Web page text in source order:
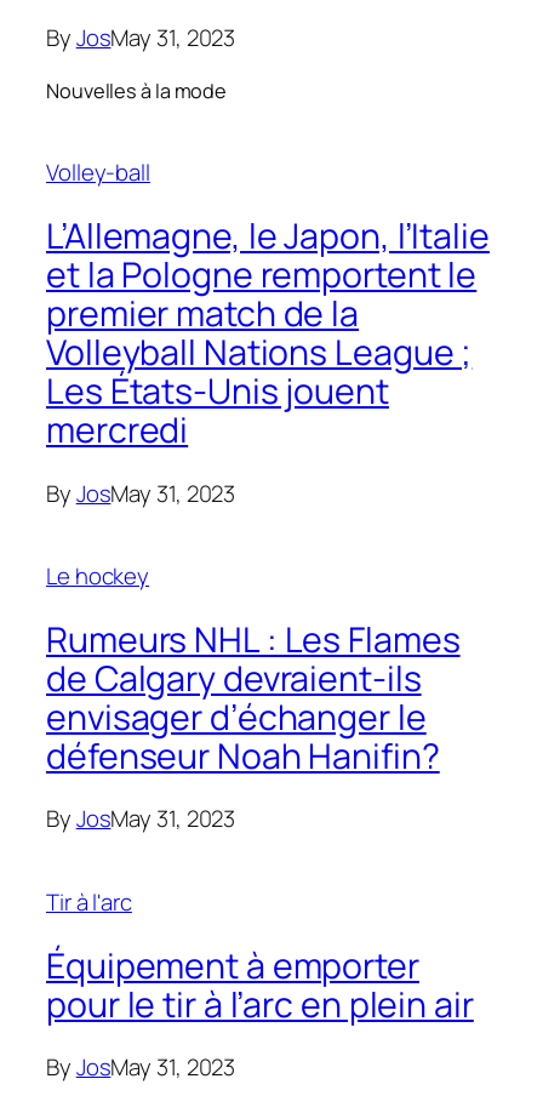
ByJosMay 31, 2023
Nouvelles à la mode
Volley-ball
L’Allemagne, le Japon, l’Italie
et la Pologne remportent le
premier match de la
Volleyball Nations League ;
Les États-Unis jouent
mercredi
ByJosMay 31, 2023
Le hockey
Rumeurs NHL : Les Flames
de Calgary devraient-ils
envisager d’échanger le
défenseur Noah Hanifin?
ByJosMay 31, 2023
Tir à l'arc
Équipement à emporter
pour le tir à l’arc en plein air
ByJosMay 31, 2023